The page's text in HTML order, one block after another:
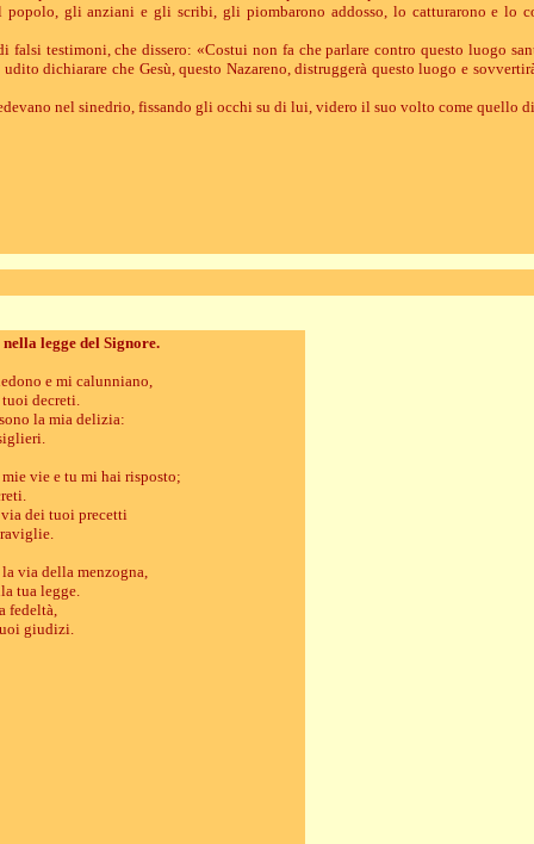
popolo, gli anziani e gli scribi, gli piombarono addosso, lo catturarono e lo
falsi testimoni, che dissero: «Costui non fa che parlare contro questo luogo
dichiarare che Gesù, questo Nazareno, distruggerà questo luogo e
nel sinedrio, fissando gli occhi su di lui, videro il suo volto come quello
legge del Signore.
e mi calunniano,
decreti.
la mia delizia:
vie e tu mi hai risposto;
via dei tuoi precetti
via della menzogna,
tua legge.
fedeltà,
giudizi.